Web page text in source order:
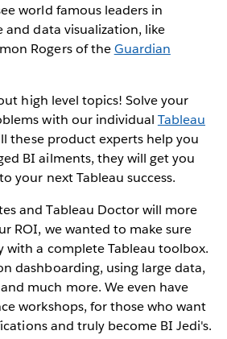
world famous leaders in
and data visualization, like
Rogers of theGuardian
high level topics! Solve your
with our individual Tableau
these product experts help you
BI ailments, they will get you
your next Tableau success.
and Tableau Doctor will more
ROI, we wanted to make sure
with a complete Tableau toolbox.
dashboarding, using large data,
much more. We even have
workshops, for those who want
and truly become BI Jedi's.